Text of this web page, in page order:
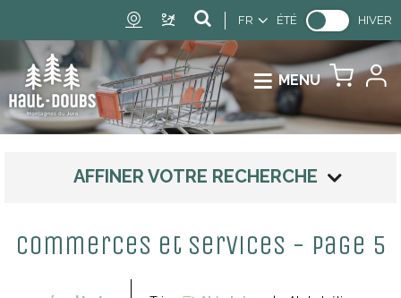
FR ÉTÉ HIVER
MENU
AFFINER VOTRE RECHERCHE
Commerces et services - Page 5